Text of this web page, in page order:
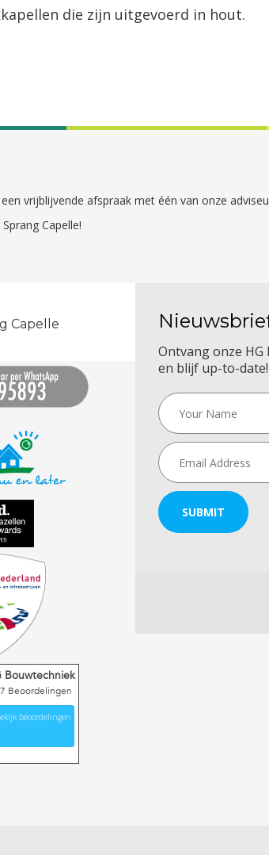
die zijn uitgevoerd in hout.
vrijblijvende afspraak met één van onze
Capelle!
Capelle
Bouwtechniek
Beoordelingen
beoordelingen
Ontvang onze
en blijf up-to-date!
SUBMIT